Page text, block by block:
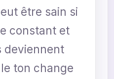
être sain si
constant et
deviennent
ton change